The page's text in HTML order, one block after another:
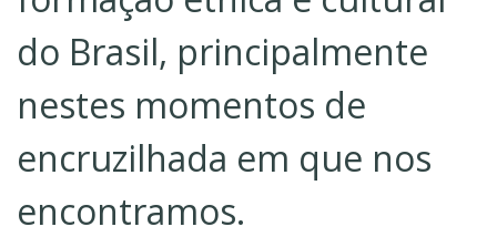
do Brasil, principalmente
nestes momentos de
encruzilhada em que nos
encontramos.